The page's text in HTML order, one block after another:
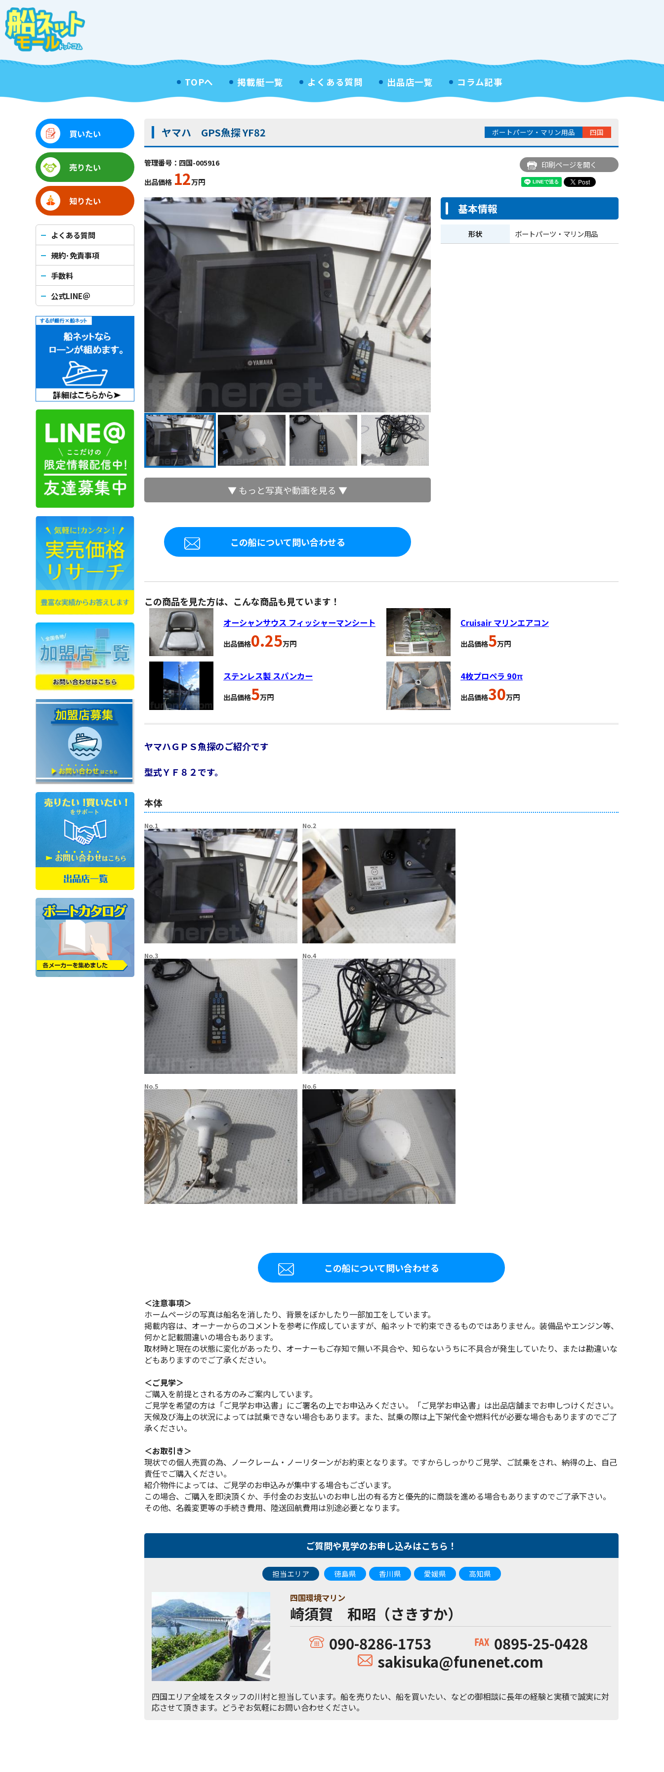
TOPへ 掲載艇一覧 よくある質問 出品店一覧 コラム記事
ヤマハ GPS魚探 YF82 ボートパーツ・マリン用品 四国
管理番号：四国-005916
出品価格 12万円
印刷ページを開く
▼ もっと写真や動画を見る ▼
この船について問い合わせる
基本情報
形状 ボートパーツ・マリン用品
この商品を見た方は、こんな商品も見ています！
オーシャンサウス フィッシャーマンシート
出品価格0.25万円
Cruisair マリンエアコン
出品価格5万円
ステンレス製 スパンカー
出品価格5万円
4枚プロペラ 90π
出品価格30万円
ヤマハＧＰＳ魚探のご紹介です
型式ＹＦ８２です。
本体
No.1 No.2
No.3 No.4
No.5 No.6
この船について問い合わせる
＜注意事項＞
ホームページの写真は船名を消したり、背景をぼかしたり一部加工をしています。
掲載内容は、オーナーからのコメントを参考に作成していますが、船ネットで約束できるものではありません。装備品やエンジン等、
何かと記載間違いの場合もあります。
取材時と現在の状態に変化があったり、オーナーもご存知で無い不具合や、知らないうちに不具合が発生していたり、または勘違いな
どもありますのでご了承ください。
＜ご見学＞
ご購入を前提とされる方のみご案内しています。
ご見学を希望の方は「ご見学お申込書」にご署名の上でお申込みください。「ご見学お申込書」は出品店舗までお申しつけください。
天候及び海上の状況によっては試乗できない場合もあります。また、試乗の際は上下架代金や燃料代が必要な場合もありますのでご了
承ください。
＜お取引き＞
現状での個人売買の為、ノークレーム・ノーリターンがお約束となります。ですからしっかりご見学、ご試乗をされ、納得の上、自己
責任でご購入ください。
紹介物件によっては、ご見学のお申込みが集中する場合もございます。
この場合、ご購入を即決頂くか、手付金のお支払いのお申し出の有る方と優先的に商談を進める場合もありますのでご了承下さい。
その他、名義変更等の手続き費用、陸送回航費用は別途必要となります。
ご質問や見学のお申し込みはこちら！
担当エリア 徳島県 香川県 愛媛県 高知県
四国環境マリン
崎須賀 和昭（さきすか）
090-8286-1753
0895-25-0428
sakisuka@funenet.com
四国エリア全域をスタッフの川村と担当しています。船を売りたい、船を買いたい、などの御相談に長年の経験と実積で誠実に対
応させて頂きます。どうぞお気軽にお問い合わせください。
買いたい
売りたい
知りたい
よくある質問
規約･免責事項
手数料
公式LINE＠